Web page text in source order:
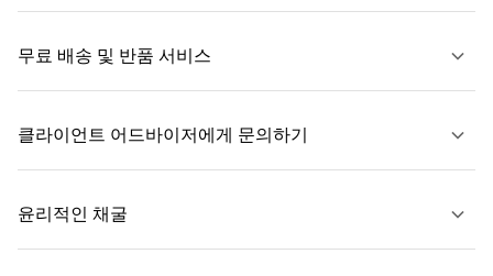
무료 배송 및 반품 서비스
자세히 보기
클라이언트 어드바이저에게 문의하기
윤리적인 채굴